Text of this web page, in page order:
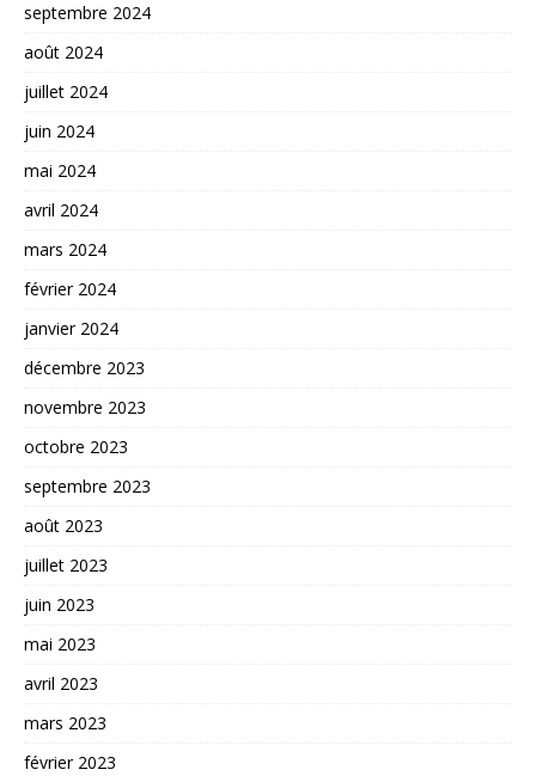
septembre 2024
août 2024
juillet 2024
juin 2024
mai 2024
avril 2024
mars 2024
février 2024
janvier 2024
décembre 2023
novembre 2023
octobre 2023
septembre 2023
août 2023
juillet 2023
juin 2023
mai 2023
avril 2023
mars 2023
février 2023